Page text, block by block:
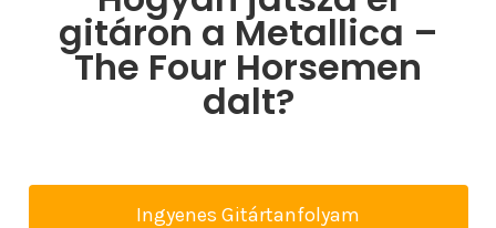
gitáron a Metallica –
The Four Horsemen
dalt?
Ingyenes Gitártanfolyam